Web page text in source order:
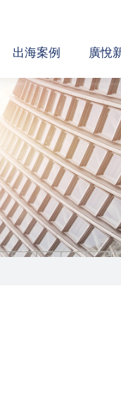
出海案例 廣悅